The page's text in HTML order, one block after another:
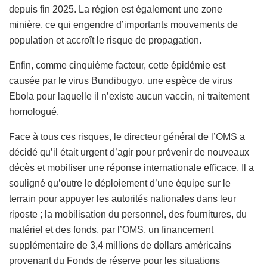
depuis fin 2025. La région est également une zone
minière, ce qui engendre d’importants mouvements de
population et accroît le risque de propagation.
Enfin, comme cinquième facteur, cette épidémie est
causée par le virus Bundibugyo, une espèce de virus
Ebola pour laquelle il n’existe aucun vaccin, ni traitement
homologué.
Face à tous ces risques, le directeur général de l’OMS a
décidé qu’il était urgent d’agir pour prévenir de nouveaux
décès et mobiliser une réponse internationale efficace. Il a
souligné qu’outre le déploiement d’une équipe sur le
terrain pour appuyer les autorités nationales dans leur
riposte ; la mobilisation du personnel, des fournitures, du
matériel et des fonds, par l’OMS, un financement
supplémentaire de 3,4 millions de dollars américains
provenant du Fonds de réserve pour les situations